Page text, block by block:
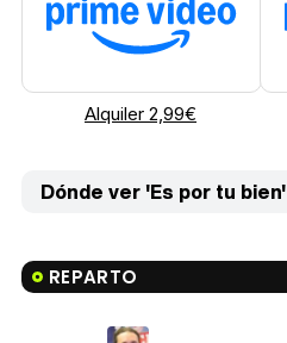
Alquiler 2,99€
Dónde ver 'Es por tu bien'
REPARTO